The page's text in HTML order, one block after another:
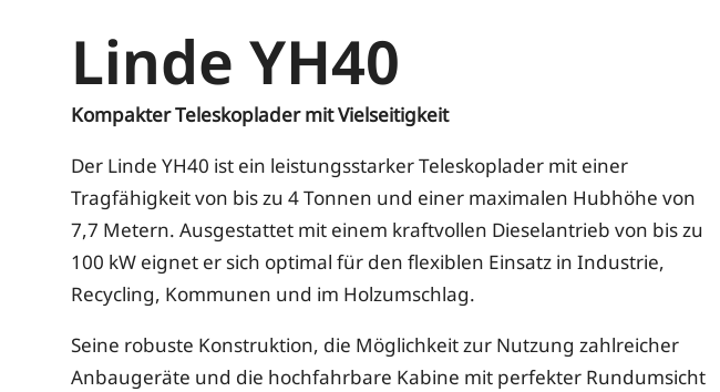
Linde YH40
Kompakter Teleskoplader mit Vielseitigkeit
Der Linde YH40 ist ein leistungsstarker Teleskoplader mit einer
Tragfähigkeit von bis zu 4 Tonnen und einer maximalen Hubhöhe von
7,7 Metern. Ausgestattet mit einem kraftvollen Dieselantrieb von bis zu
100 kW eignet er sich optimal für den flexiblen Einsatz in Industrie,
Recycling, Kommunen und im Holzumschlag.
Seine robuste Konstruktion, die Möglichkeit zur Nutzung zahlreicher
Anbaugeräte und die hochfahrbare Kabine mit perfekter Rundumsicht